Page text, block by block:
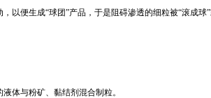
以便生成“球团”产品，于是阻碍渗透的细粒被“滚成球
体与粉矿、黏结剂混合制粒。